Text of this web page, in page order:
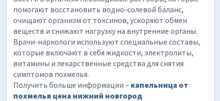
помогают восстановить водно-солевой баланс,
очищают организм от токсинов, ускоряют обмен
веществ и снижают нагрузку на внутренние органы.
Врачи-наркологи используют специальные составы,
которые включают в себя жидкости, электролиты,
витамины и лекарственные средства для снятия
симптомов похмелья.
Получить больше информации – капельница от
похмелья цена нижний новгород